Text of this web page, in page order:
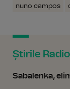
nuno campos
Știrile
Sabalenka,